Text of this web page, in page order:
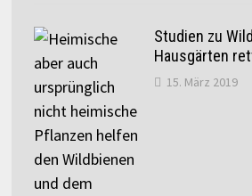
Studien zu
Hausgärten
15. März 2019